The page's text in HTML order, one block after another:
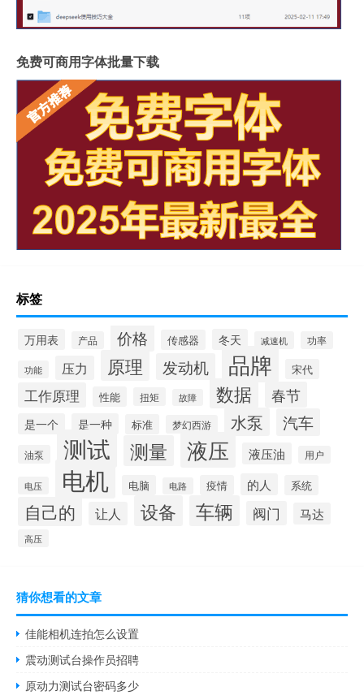
免费可商用字体批量下载
标签
万用表 产品 价格 传感器 冬天 减速机 功率
功能 压力 原理 发动机 品牌 宋代
工作原理 性能 扭矩 故障 数据 春节
是一个 是一种 标准 梦幻西游 水泵 汽车
油泵 测试 测量 液压 液压油 用户
电压 电机 电脑 电路 疫情 的人 系统
自己的 让人 设备 车辆 阀门 马达
高压
猜你想看的文章
佳能相机连拍怎么设置
震动测试台操作员招聘
原动力测试台密码多少